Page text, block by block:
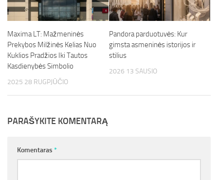
Maxima LT: Mažmeninės
Prekybos Milžinės Kelias Nuo
Kuklios Pradžios Iki Tautos
Kasdienybės Simbolio
2025 28 RUGPJŪČIO
Pandora parduotuvės: Kur
gimsta asmeninės istorijos ir
stilius
2026 13 SAUSIO
PARAŠYKITE KOMENTARĄ
Komentaras *